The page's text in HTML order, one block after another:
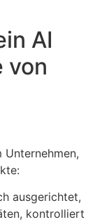
AI
von
Unternehmen,
ausgerichtet,
kontrolliert